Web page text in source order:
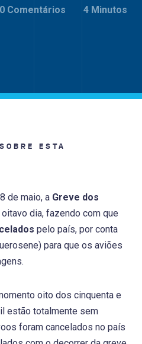
0 Comentários
4 Minutos
ESTA
de maio, a Greve dos
dia, fazendo com que
pelo país, por conta
para que os aviões
oito dos cinquenta e
estão totalmente sem
foram cancelados no país